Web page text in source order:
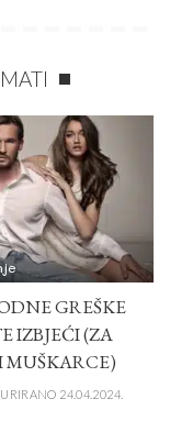
GREŠKE
IZBJEĆI (ZA
MUŠKARCE)
24.04.2024.